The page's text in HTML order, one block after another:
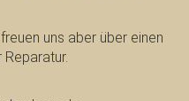
uns aber über einen